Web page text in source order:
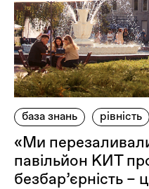
база знань рівність
«Ми
павільйон КИТ
безбар’єрність –